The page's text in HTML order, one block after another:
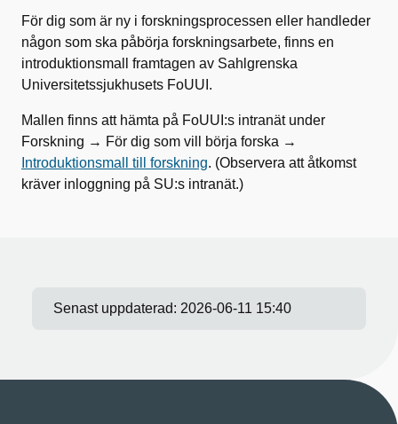
För dig som är ny i forskningsprocessen eller handleder
någon som ska påbörja forskningsarbete, finns en
introduktionsmall framtagen av Sahlgrenska
Universitetssjukhusets FoUUI.
Mallen finns att hämta på FoUUI:s intranät under
Forskning → För dig som vill börja forska →
Introduktionsmall till forskning. (Observera att åtkomst
kräver inloggning på SU:s intranät.)
Senast uppdaterad: 2026-06-11 15:40